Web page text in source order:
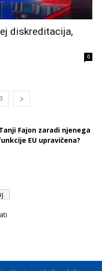
diskreditacija,
0
3
Fajon zaradi njenega
EU upravičena?